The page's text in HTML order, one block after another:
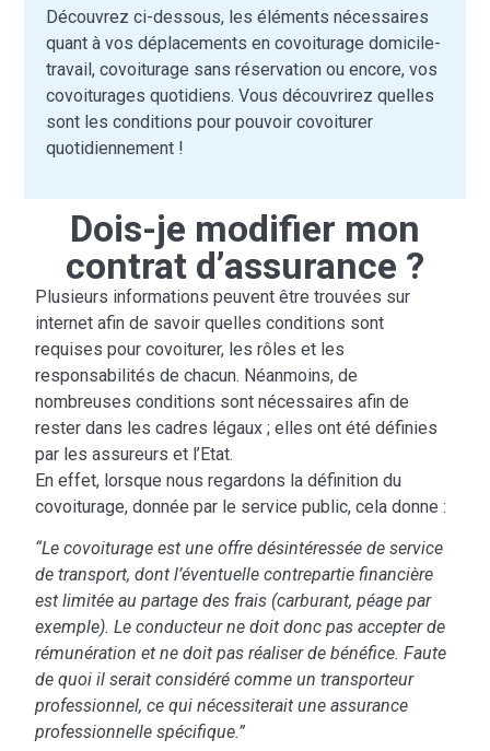
Découvrez ci-dessous, les éléments nécessaires
quant à vos déplacements en covoiturage domicile-
travail, covoiturage sans réservation ou encore, vos
covoiturages quotidiens. Vous découvrirez quelles
sont les conditions pour pouvoir covoiturer
quotidiennement !
Dois-je modifier mon
contrat d’assurance ?
Plusieurs informations peuvent être trouvées sur
internet afin de savoir quelles conditions sont
requises pour covoiturer, les rôles et les
responsabilités de chacun. Néanmoins, de
nombreuses conditions sont nécessaires afin de
rester dans les cadres légaux ; elles ont été définies
par les assureurs et l’Etat.
En effet, lorsque nous regardons la définition du
covoiturage, donnée par le service public, cela donne :
“Le covoiturage est une offre désintéressée de service
de transport, dont l’éventuelle contrepartie financière
est limitée au partage des frais (carburant, péage par
exemple). Le conducteur ne doit donc pas accepter de
rémunération et ne doit pas réaliser de bénéfice. Faute
de quoi il serait considéré comme un transporteur
professionnel, ce qui nécessiterait une assurance
professionnelle spécifique.”